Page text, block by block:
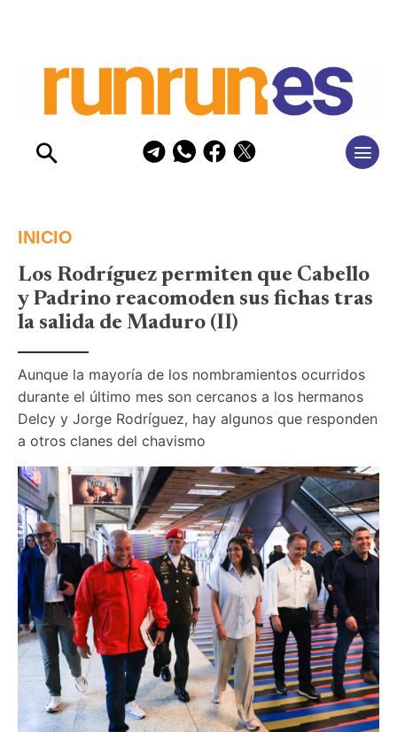
INICIO
Los Rodríguez permiten que Cabello
y Padrino reacomoden sus fichas tras
la salida de Maduro (II)
Aunque la mayoría de los nombramientos ocurridos
durante el último mes son cercanos a los hermanos
Delcy y Jorge Rodríguez, hay algunos que responden
a otros clanes del chavismo